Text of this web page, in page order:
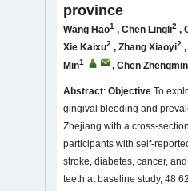
province
Wang Hao1 , Chen Lingli2 ,
Xie Kaixu2 , Zhang Xiaoyi2 ,
Min1 , Chen
Abstract: Objective To
gingival bleeding and
Zhejiang with a cross-
participants with self-
stroke, diabetes, cancer,
teeth at baseline study, 48